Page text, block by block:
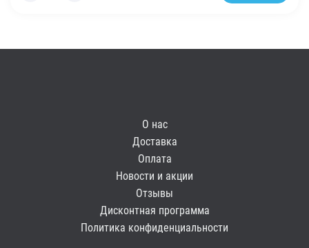
О нас
Доставка
Оплата
Новости и акции
Отзывы
Дисконтная программа
Политика конфиденциальности